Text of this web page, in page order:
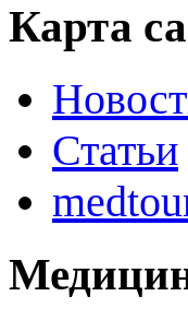
Карта
Статьи